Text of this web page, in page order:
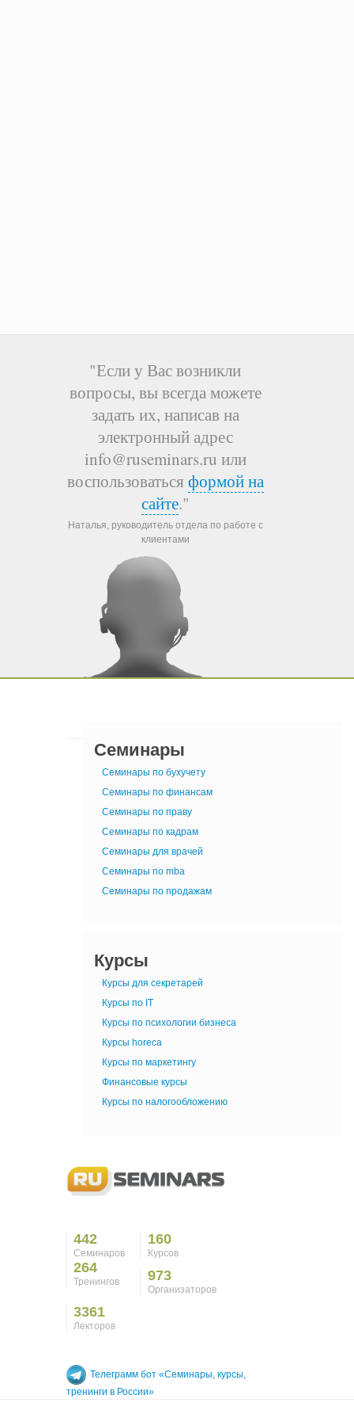
"Если у Вас возникли
вопросы, вы всегда можете
задать их, написав на
электронный адрес
info@ruseminars.ru или
воспользоваться формой на
сайте."
Наталья, руководитель отдела по работе с
клиентами
Семинары
Семинары по бухучету
Семинары по финансам
Семинары по праву
Семинары по кадрам
Семинары для врачей
Семинары по mba
Семинары по продажам
Курсы
Курсы для секретарей
Курсы по IT
Курсы по психологии бизнеса
Курсы horeca
Курсы по маркетингу
Финансовые курсы
Курсы по налогообложению
442
Семинаров
160
Курсов
264
Тренингов 973
Организаторов
3361
Лекторов
Телеграмм бот «Семинары, курсы,
тренинги в России»